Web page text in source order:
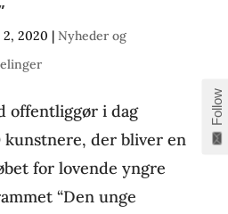
2, 2020 | Nyheder og
offentliggør i dag
kunstnere, der bliver en
for lovende yngre
“Den unge
Follow